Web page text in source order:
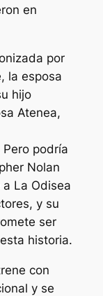
en
por
la esposa
hijo
Atenea,
podría
Nolan
a La Odisea
y su
ser
historia.
con
y se